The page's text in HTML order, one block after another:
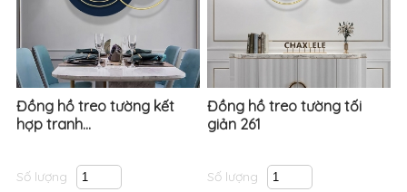
Đồng hồ treo tường kết
hợp tranh...
Số lượng
Đồng hồ treo tường tối
giản 261
Số lượng